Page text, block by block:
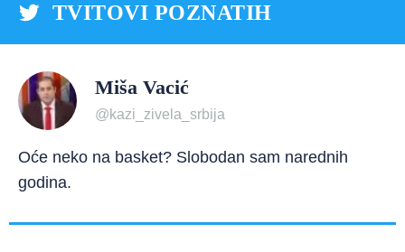
TVITOVI POZNATIH
Miša Vacić
@kazi_zivela_srbija
Oće neko na basket? Slobodan sam narednih
godina.